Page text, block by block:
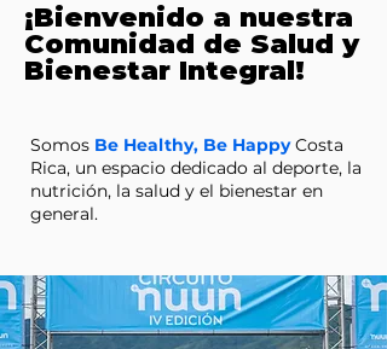
¡Bienvenido a nuestra
Comunidad de Salud y
Bienestar Integral!
Somos Be Healthy, Be HappyCosta
Rica, un espacio dedicado al deporte, la
nutrición, la salud y el bienestar en
general.